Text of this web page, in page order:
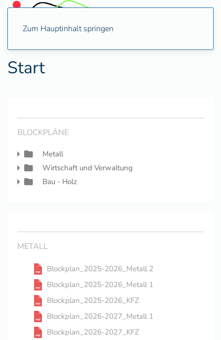
Zum Hauptinhalt springen
Start
BLOCKPLÄNE
Metall
Wirtschaft und Verwaltung
Bau - Holz
METALL
Blockplan_2025-2026_Metall 2
Blockplan_2025-2026_Metall 1
Blockplan_2025-2026_KFZ
Blockplan_2026-2027_Metall 1
Blockplan_2026-2027_KFZ